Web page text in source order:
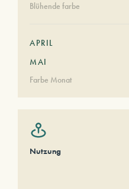
Blühende farbe
APRIL
MAI
Farbe Monat
Nutzung